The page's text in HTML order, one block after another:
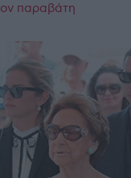
παραβάτη